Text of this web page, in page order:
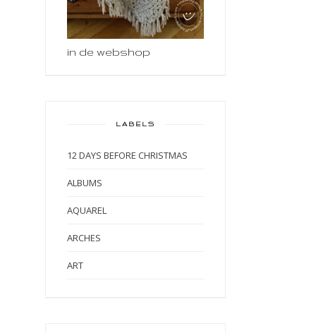
in de webshop
LABELS
12 DAYS BEFORE CHRISTMAS
ALBUMS
AQUAREL
ARCHES
ART